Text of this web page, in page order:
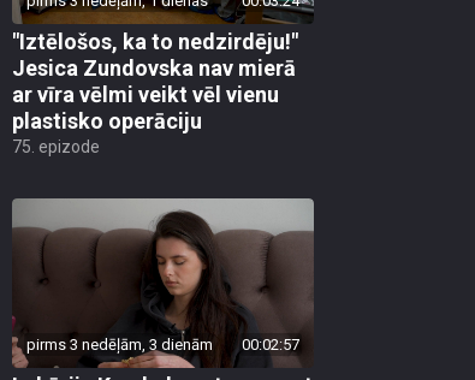
"Iztēlošos, ka to nedzirdēju!"
Jesica Zundovska nav mierā
ar vīra vēlmi veikt vēl vienu
plastisko operāciju
75. epizode
pirms 3 nedēļām, 3 dienām 00:02:57